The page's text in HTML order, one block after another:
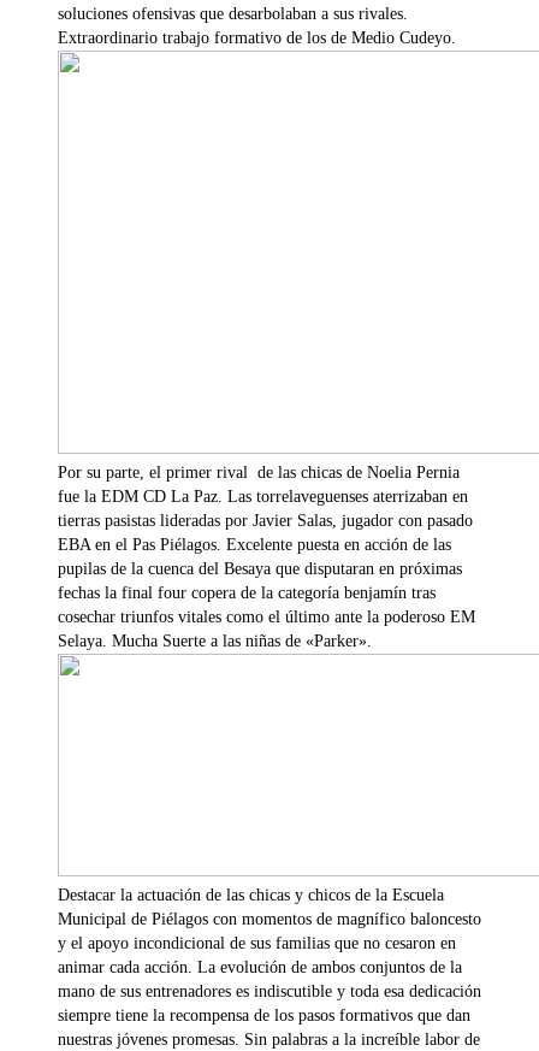
soluciones ofensivas que desarbolaban a sus rivales.
Extraordinario trabajo formativo de los de Medio Cudeyo.
Por su parte, el primer rival de las chicas de Noelia Pernia
fue la EDM CD La Paz. Las torrelaveguenses aterrizaban en
tierras pasistas lideradas por Javier Salas, jugador con pasado
EBA en el Pas Piélagos. Excelente puesta en acción de las
pupilas de la cuenca del Besaya que disputaran en próximas
fechas la final four copera de la categoría benjamín tras
cosechar triunfos vitales como el último ante la poderoso EM
Selaya. Mucha Suerte a las niñas de «Parker».
Destacar la actuación de las chicas y chicos de la Escuela
Municipal de Piélagos con momentos de magnífico baloncesto
y el apoyo incondicional de sus familias que no cesaron en
animar cada acción. La evolución de ambos conjuntos de la
mano de sus entrenadores es indiscutible y toda esa dedicación
siempre tiene la recompensa de los pasos formativos que dan
nuestras jóvenes promesas. Sin palabras a la increíble labor de